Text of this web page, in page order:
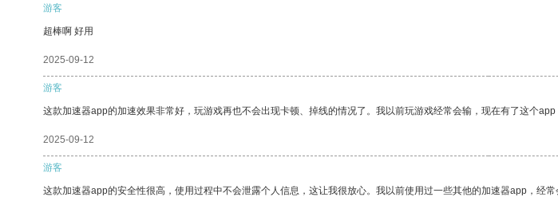
游客
超棒啊 好用
2025-09-12
游客
这款加速器app的加速效果非常好，玩游戏再也不会出现卡顿、掉线的情况了。我以前玩游戏经常会输，现在有了这个app
2025-09-12
游客
这款加速器app的安全性很高，使用过程中不会泄露个人信息，这让我很放心。我以前使用过一些其他的加速器app，经常